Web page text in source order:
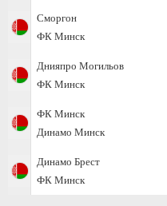
Сморгон
ФК Минск
Днияпро Могильов
ФК Минск
ФК Минск
Динамо Минск
Динамо Брест
ФК Минск